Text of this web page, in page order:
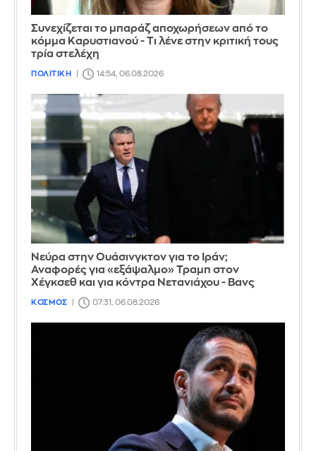
Συνεχίζεται το μπαράζ αποχωρήσεων από το
κόμμα Καρυστιανού - Τι λένε στην κριτική τους
τρία στελέχη
ΠΟΛΙΤΙΚΗ 14:54, 06.08.2026
Νεύρα στην Ουάσινγκτον για το Ιράν;
Αναφορές για «εξάψαλμο» Τραμπ στον
Χέγκσεθ και για κόντρα Νετανιάχου - Βανς
ΚΟΣΜΟΣ 07:31, 06.08.2026